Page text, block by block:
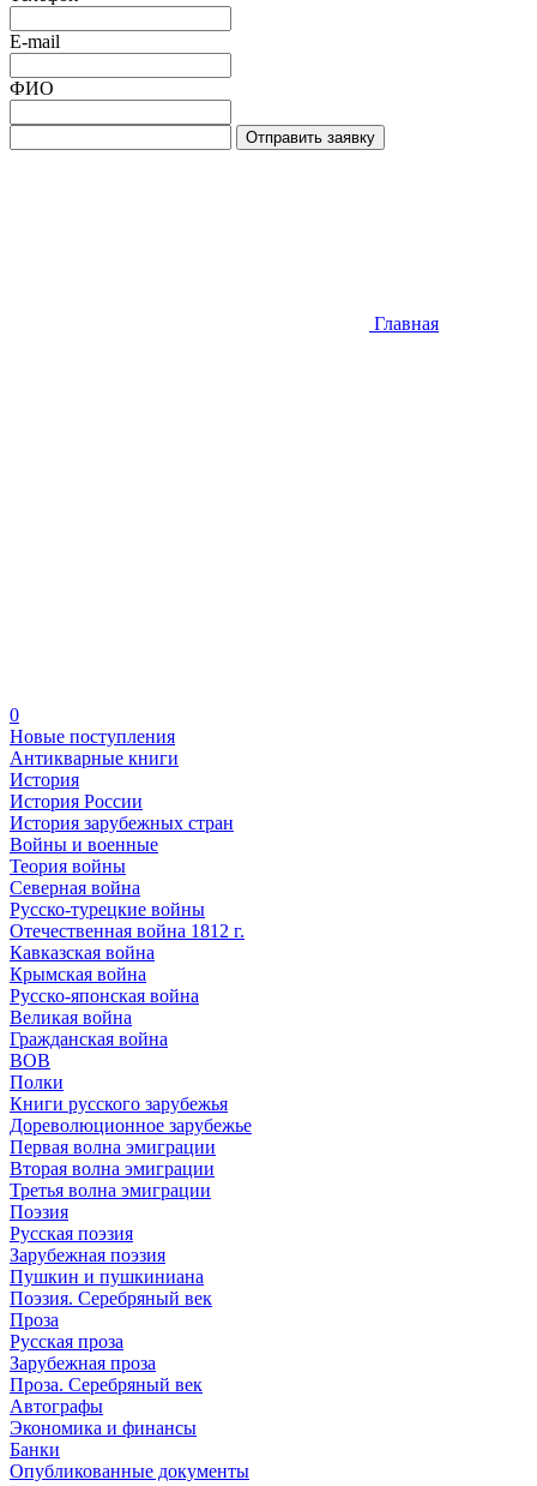
E-mail
ФИО
Отправить заявку
Главная
0
Новые поступления
Антикварные книги
История
История России
История зарубежных стран
Войны и военные
Теория войны
Северная война
Русско-турецкие войны
Отечественная война 1812 г.
Кавказская война
Крымская война
Русско-японская война
Великая война
Гражданская война
ВОВ
Полки
Книги русского зарубежья
Дореволюционное зарубежье
Первая волна эмиграции
Вторая волна эмиграции
Третья волна эмиграции
Поэзия
Русская поэзия
Зарубежная поэзия
Пушкин и пушкиниана
Поэзия. Серебряный век
Проза
Русская проза
Зарубежная проза
Проза. Серебряный век
Автографы
Экономика и финансы
Банки
Опубликованные документы